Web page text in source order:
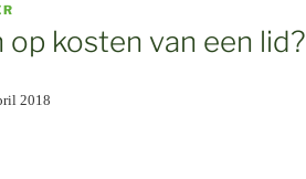
kosten van een lid?
2018